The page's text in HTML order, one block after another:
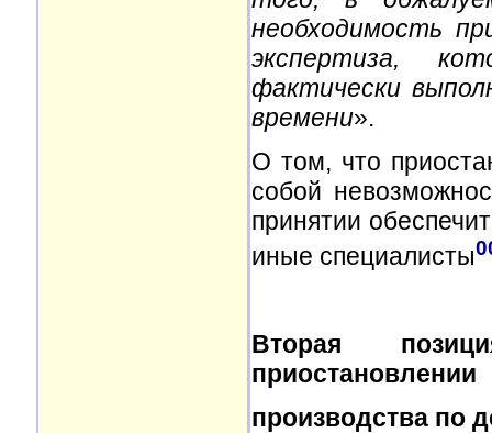
необходимость
экспертиза,
фактически
времени».
О том, что
собой
принятии
иные специалисты
Вторая
приостановлении
производства по